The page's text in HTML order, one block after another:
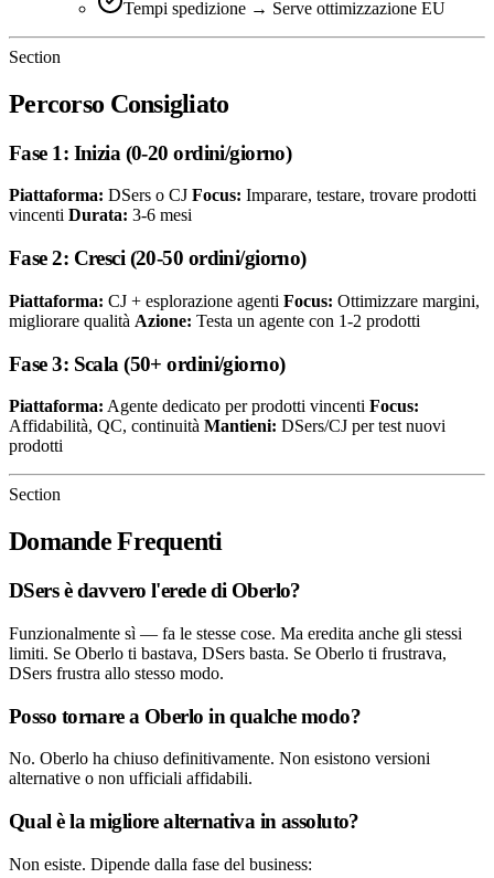
Tempi spedizione → Serve ottimizzazione EU
Section
Percorso Consigliato
Fase 1: Inizia (0-20 ordini/giorno)
Piattaforma: DSers o CJ Focus: Imparare, testare, trovare prodotti
vincenti Durata: 3-6 mesi
Fase 2: Cresci (20-50 ordini/giorno)
Piattaforma: CJ + esplorazione agenti Focus: Ottimizzare margini,
migliorare qualità Azione: Testa un agente con 1-2 prodotti
Fase 3: Scala (50+ ordini/giorno)
Piattaforma: Agente dedicato per prodotti vincenti Focus:
Affidabilità, QC, continuità Mantieni: DSers/CJ per test nuovi
prodotti
Section
Domande Frequenti
DSers è davvero l'erede di Oberlo?
Funzionalmente sì — fa le stesse cose. Ma eredita anche gli stessi
limiti. Se Oberlo ti bastava, DSers basta. Se Oberlo ti frustrava,
DSers frustra allo stesso modo.
Posso tornare a Oberlo in qualche modo?
No. Oberlo ha chiuso definitivamente. Non esistono versioni
alternative o non ufficiali affidabili.
Qual è la migliore alternativa in assoluto?
Non esiste. Dipende dalla fase del business: